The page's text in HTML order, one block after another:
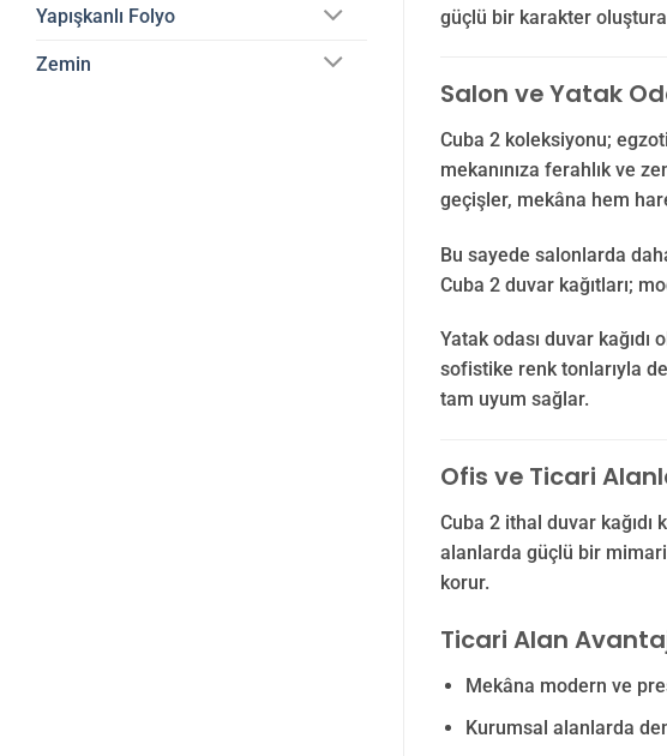
Yapışkanlı Folyo
Zemin
güçlü bir karakter
Salon ve Yatak
Cuba 2 koleksiyonu;
mekanınıza ferahlık ve
geçişler, mekâna hem
Bu sayede salonlarda
Cuba 2 duvar kağıtları;
Yatak odası duvar
sofistike renk tonlarıyla
tam uyum sağlar.
Ofis ve Ticari
Cuba 2 ithal duvar
alanlarda güçlü bir
korur.
Ticari Alan
Mekâna modern ve
Kurumsal alanlarda